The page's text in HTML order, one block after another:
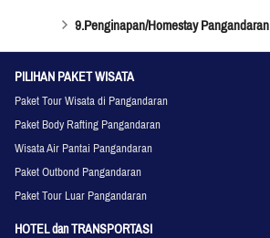
9.Penginapan/Homestay Pangandaran
PILIHAN PAKET WISATA
Paket Tour Wisata di Pangandaran
Paket Body Rafting Pangandaran
Wisata Air Pantai Pangandaran
Paket Outbond Pangandaran
Paket Tour Luar Pangandaran
HOTEL dan TRANSPORTASI